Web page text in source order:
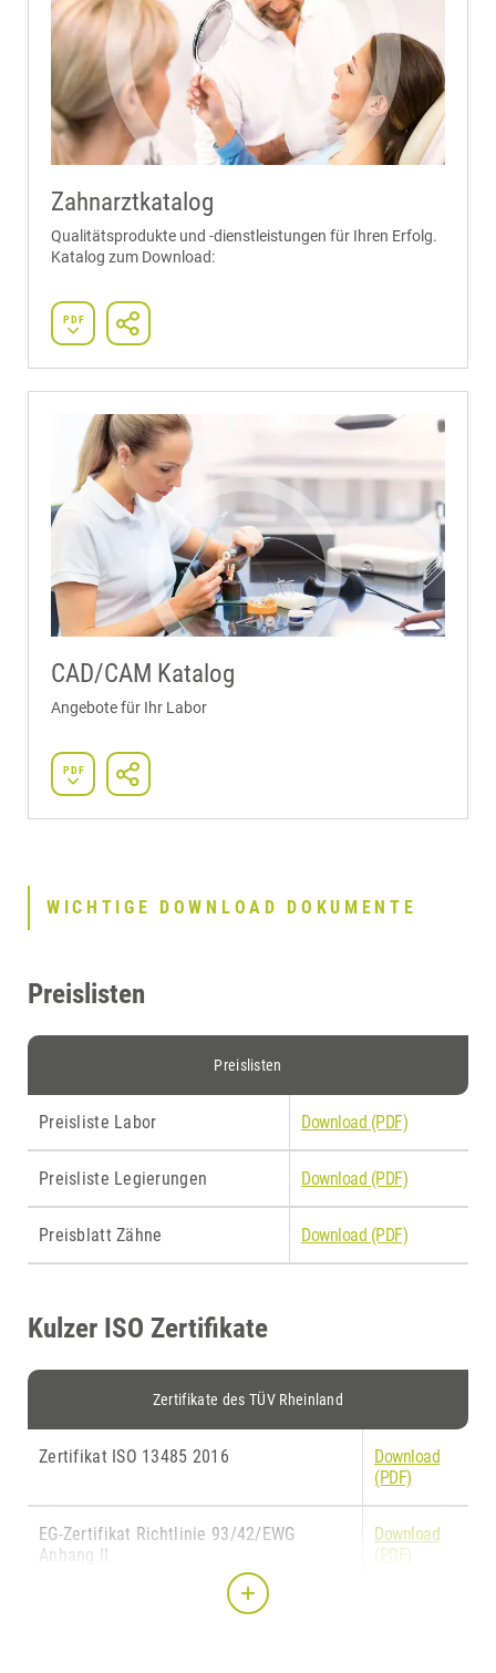
Zahnarztkatalog
Qualitätsprodukte und -dienstleistungen für Ihren Erfolg.
Katalog zum Download:
PDF
CAD/CAM Katalog
Angebote für Ihr Labor
PDF
WICHTIGE DOWNLOAD DOKUMENTE
Preislisten
Preislisten
Preisliste Labor Download (PDF)
Preisliste Legierungen Download (PDF)
Preisblatt Zähne Download (PDF)
Kulzer ISO Zertifikate
Zertifikate des TÜV Rheinland
Zertifikat ISO 13485 2016
Download
(PDF)
EG-Zertifikat Richtlinie 93/42/EWG
Anhang II
Download
(PDF)
EG-Zertifikat Richtlinie 93/42/EWG